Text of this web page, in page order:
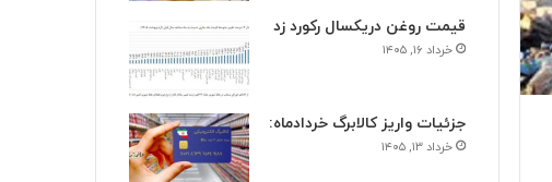
قیمت روغن دریکسال رکورد زد
خرداد ۱۶, ۱۴۰۵
جزئیات واریز کالابرگ خردادماه:
خرداد ۱۳, ۱۴۰۵